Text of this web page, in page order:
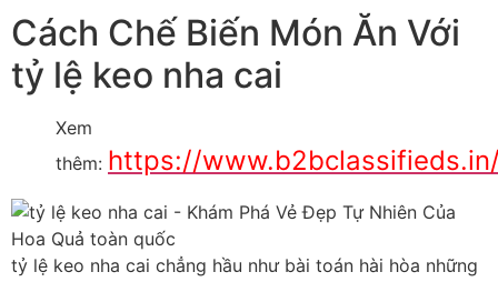
Cách Chế Biến Món Ăn Với
tỷ lệ keo nha cai
Xem
thêm: https://
tỷ lệ keo nha cai chẳng hầu như bài toán hài hòa những